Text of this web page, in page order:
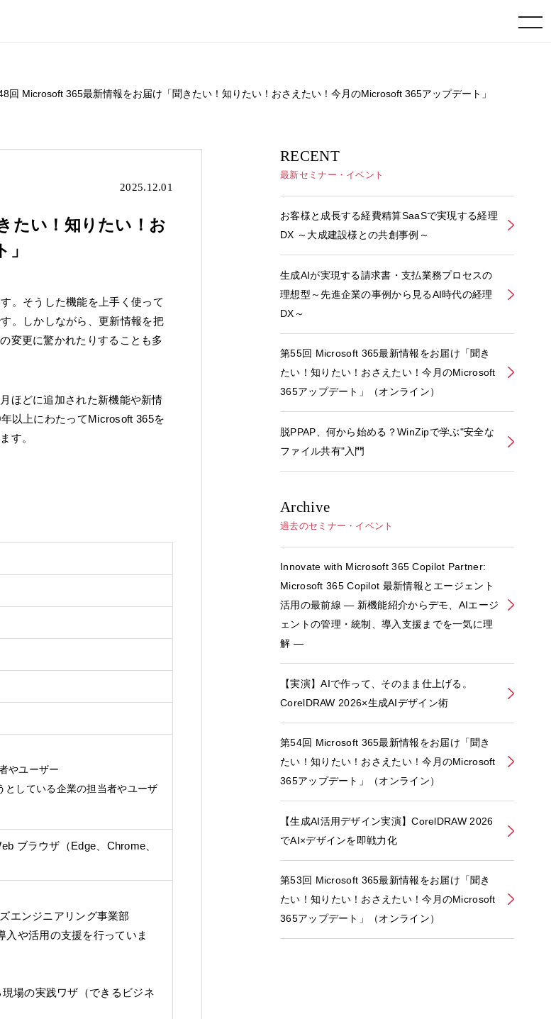
toggle navigation
回 Microsoft 365最新情報をお届け「聞きたい！知りたい！おさえたい！今月のMicrosoft 365アップデート」
2025.12.01
たい！知りたい！お
。そうした機能を上手く使って
。しかしながら、更新情報を把
変更に驚かれたりすることも多
ほどに追加された新機能や新情
以上にわたってMicrosoft 365を
す。
やユーザー
としている企業の担当者やユーザ
ブラウザ（Edge、Chrome、
エンジニアリング事業部
入や活用の支援を行っていま
場の実践ワザ（できるビジネ
RECENT
最新セミナー・イベント
お客様と成長する経費精算SaaSで実現する経理
DX ～大成建設様との共創事例～
生成AIが実現する請求書・支払業務プロセスの
理想型～先進企業の事例から見るAI時代の経理
DX～
第55回 Microsoft 365最新情報をお届け「聞き
たい！知りたい！おさえたい！今月のMicrosoft
365アップデート」（オンライン）
脱PPAP、何から始める？WinZipで学ぶ"安全な
ファイル共有"入門
Archive
過去のセミナー・イベント
Innovate with Microsoft 365 Copilot Partner:
Microsoft 365 Copilot 最新情報とエージェント
活用の最前線 ― 新機能紹介からデモ、AIエージ
ェントの管理・統制、導入支援までを一気に理
解 ―
【実演】AIで作って、そのまま仕上げる。
CorelDRAW 2026×生成AIデザイン術
第54回 Microsoft 365最新情報をお届け「聞き
たい！知りたい！おさえたい！今月のMicrosoft
365アップデート」（オンライン）
【生成AI活用デザイン実演】CorelDRAW 2026
でAI×デザインを即戦力化
第53回 Microsoft 365最新情報をお届け「聞き
たい！知りたい！おさえたい！今月のMicrosoft
365アップデート」（オンライン）